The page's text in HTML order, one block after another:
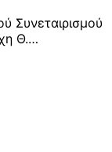
Συνεταιρισμού
Θ.…